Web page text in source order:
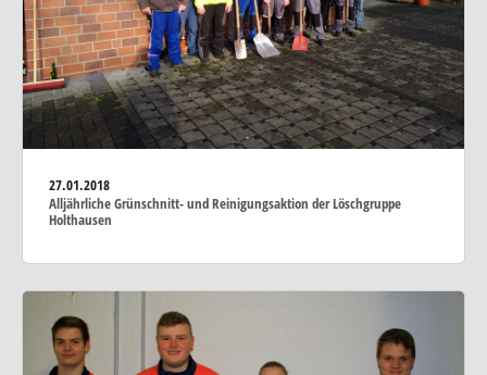
27.01.2018
Alljährliche Grünschnitt- und Reinigungsaktion der Löschgruppe
Holthausen